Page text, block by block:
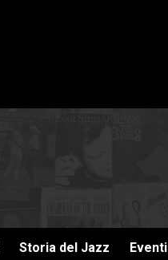
Storia del Jazz Eventi